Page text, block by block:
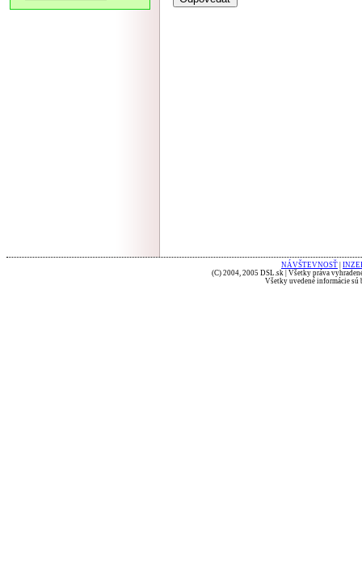
NÁVŠTEVNOSŤ
(C) 2004, 2005 DSL.sk | Všetky práva
Všetky uvedené informácie sú